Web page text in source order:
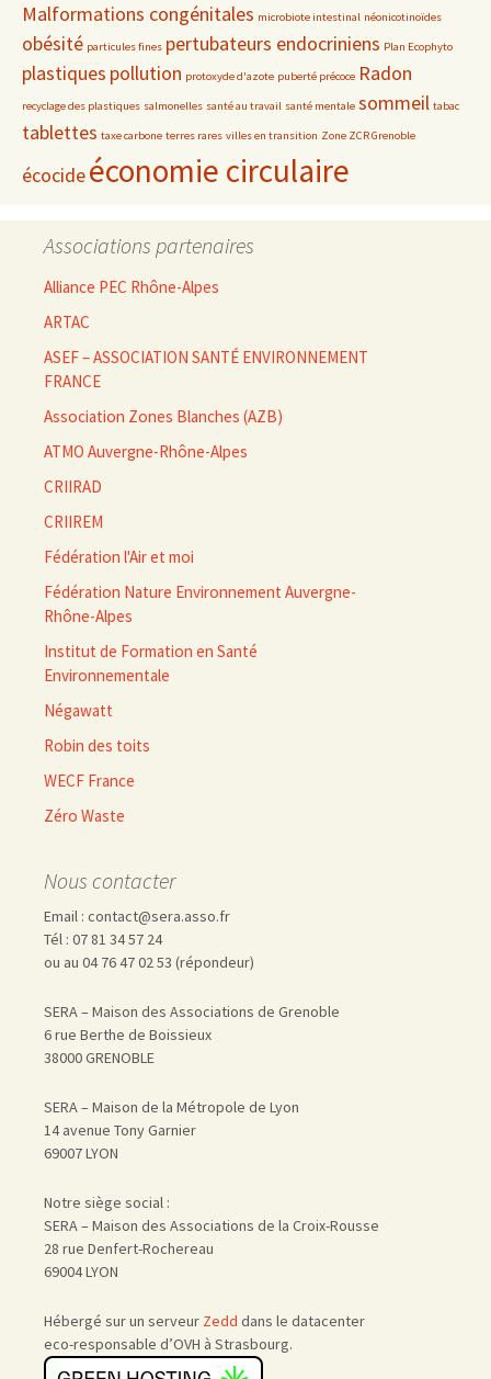
Malformations congénitales microbiote intestinal néonicotinoïdes
obésité particules fines pertubateurs endocriniens Plan Ecophyto
plastiques pollution protoxyde d'azote puberté précoce Radon
recyclage des plastiques salmonelles santé au travail santé mentale sommeil tabac
tablettes taxe carbone terres rares villes en transition Zone ZCR Grenoble
écocideéconomie circulaire
Associations partenaires
Alliance PEC Rhône-Alpes
ARTAC
ASEF – ASSOCIATION SANTÉ ENVIRONNEMENT
FRANCE
Association Zones Blanches (AZB)
ATMO Auvergne-Rhône-Alpes
CRIIRAD
CRIIREM
Fédération l'Air et moi
Fédération Nature Environnement Auvergne-
Rhône-Alpes
Institut de Formation en Santé
Environnementale
Négawatt
Robin des toits
WECF France
Zéro Waste
Nous contacter
Email : contact@sera.asso.fr
Tél : 07 81 34 57 24
ou au 04 76 47 02 53 (répondeur)
SERA – Maison des Associations de Grenoble
6 rue Berthe de Boissieux
38000 GRENOBLE
SERA – Maison de la Métropole de Lyon
14 avenue Tony Garnier
69007 LYON
Notre siège social :
SERA – Maison des Associations de la Croix-Rousse
28 rue Denfert-Rochereau
69004 LYON
Hébergé sur un serveur Zedd dans le datacenter
eco-responsable d’OVH à Strasbourg.